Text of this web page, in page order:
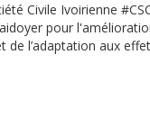
Civile Ivoirienne
pour
l’adaptation aux